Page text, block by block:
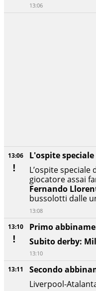
13:11
Secondo
Liverpool-
13:10
Primo
Subito derby:
13:10
13:06
L'ospite speciale
L’ospite
giocatore assai
Fernando
bussolotti dalle
13:08
13:06